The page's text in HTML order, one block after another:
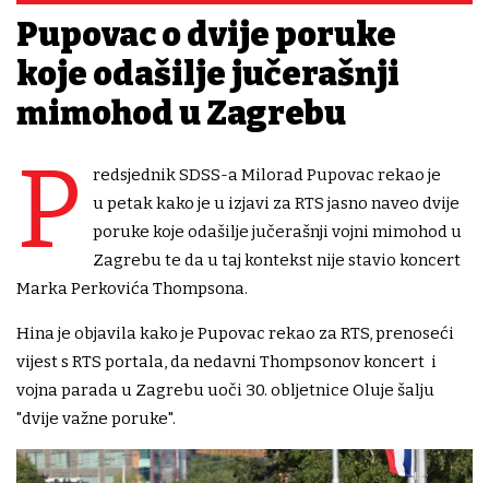
Pupovac o dvije poruke
koje odašilje jučerašnji
mimohod u Zagrebu
P
redsjednik SDSS-a Milorad Pupovac rekao je
u petak kako je u izjavi za RTS jasno naveo dvije
poruke koje odašilje jučerašnji vojni mimohod u
Zagrebu te da u taj kontekst nije stavio koncert
Marka Perkovića Thompsona.
Hina je objavila kako je Pupovac rekao za RTS, prenoseći
vijest s RTS portala, da nedavni Thompsonov koncert i
vojna parada u Zagrebu uoči 30. obljetnice Oluje šalju
"dvije važne poruke".